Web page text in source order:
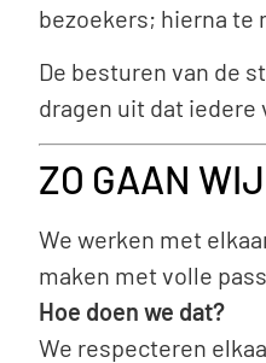
bezoekers; hierna te
De besturen van de
dragen uit dat iedere
ZO GAAN
We werken met
maken met volle
Hoe doen we dat?
We respecteren